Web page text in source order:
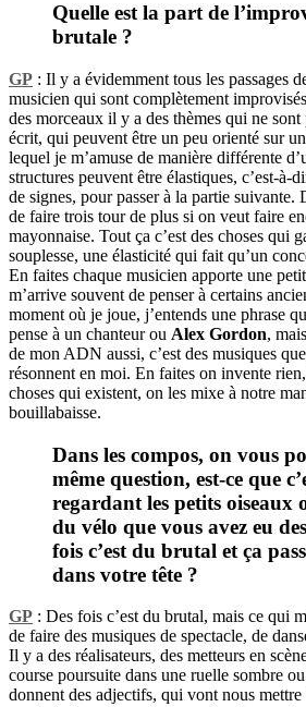
Quelle est la part de
brutale ?
GP : Il y a évidemment tous les passages
musicien qui sont complètement
des morceaux il y a des thèmes qui ne
écrit, qui peuvent être un peu orienté sur
lequel je m’amuse de manière différente
structures peuvent être élastiques, c’est-à-
de signes, pour passer à la partie
de faire trois tour de plus si on veut faire
mayonnaise. Tout ça c’est des choses qui
souplesse, une élasticité qui fait qu’un
En faites chaque musicien apporte une
m’arrive souvent de penser à certains
moment où je joue, j’entends une phrase
pense à un chanteur ou Alex Gordon,
de mon ADN aussi, c’est des musiques
résonnent en moi. En faites on invente
choses qui existent, on les mixe à notre
bouillabaisse.
Dans les compos, on vous
même question, est-ce que
regardant les petits oiseaux
du vélo que vous avez eu
fois c’est du brutal et ça
dans votre tête ?
GP : Des fois c’est du brutal, mais ce qui
de faire des musiques de spectacle, de
Il y a des réalisateurs, des metteurs en
course poursuite dans une ruelle sombre
donnent des adjectifs, qui vont nous mettre